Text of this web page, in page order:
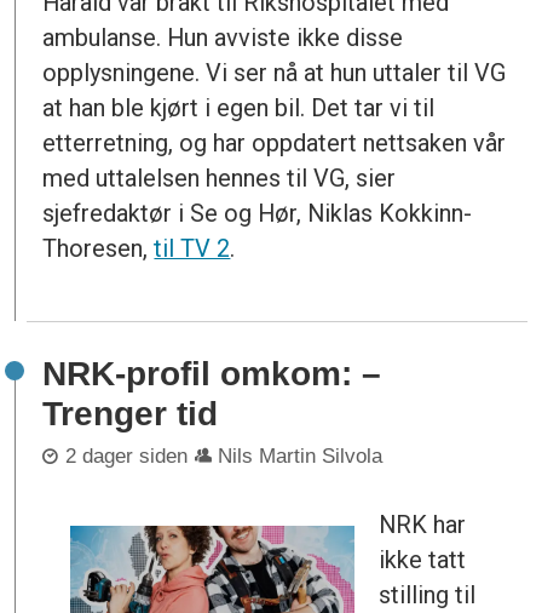
ambulanse. Hun avviste ikke disse
opplysningene. Vi ser nå at hun uttaler til VG
at han ble kjørt i egen bil. Det tar vi til
etterretning, og har oppdatert nettsaken vår
med uttalelsen hennes til VG, sier
sjefredaktør i Se og Hør, Niklas Kokkinn-
Thoresen,til TV 2.
NRK-profil omkom: –
Trenger tid
2 dager siden Nils Martin Silvola
NRK har
ikke tatt
stilling til